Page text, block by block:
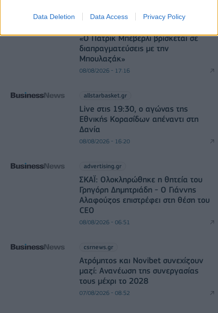
Data Deletion Data Access Privacy Policy
«Ο Πάτρικ Μπέβερλι βρίσκεται σε
διαπραγματεύσεις με την
Μπουλαζάκ»
08/08/2026 - 17:16
allstarbasket.gr
Live στις 19:30, ο αγώνας της
Εθνικής Κορασίδων απέναντι στη
Δανία
08/08/2026 - 16:20
advertising.gr
ΣΚΑΪ: Ολοκληρώθηκε η θητεία του
Γρηγόρη Δημητριάδη - Ο Γιάννης
Αλαφούζος επιστρέφει στη θέση του
CEO
08/08/2026 - 06:51
csrnews.gr
Ατρόμητος και Novibet συνεχίζουν
μαζί: Ανανέωση της συνεργασίας
τους μέχρι το 2028
07/08/2026 - 08:52